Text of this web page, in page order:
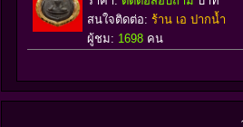
สนใจติดต่อ: ร้าน เอ ปากน้ำ
ผู้ชม: 1698 คน